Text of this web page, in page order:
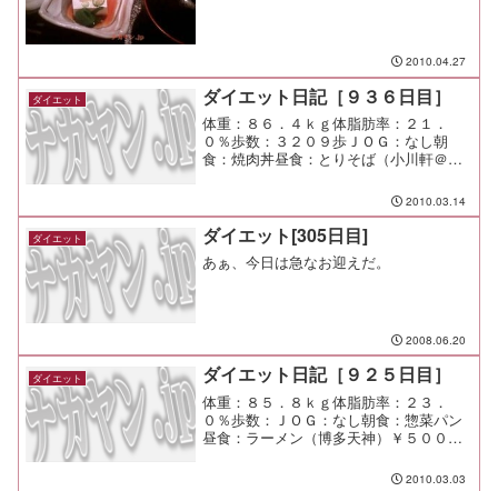
2010.04.27
ダイエット ダイエット日記［９３６日目］
体重：８６．４ｋｇ体脂肪率：２１．
０％歩数：３２０９歩ＪＯＧ：なし朝
食：焼肉丼昼食：とりそば（小川軒＠町
今日は天気も良くて気持ちの良い日だっ
たな。 下の子も自転車で１０キロのサ
イクリングを無事にこなした。...
2010.03.14
ダイエット ダイエット[305日目]
あぁ、今日は急なお迎えだ。
2008.06.20
ダイエット ダイエット日記［９２５日目］
体重：８５．８ｋｇ体脂肪率：２３．
０％歩数：ＪＯＧ：なし朝食：惣菜パン
昼食：ラーメン（博多天神）￥５００夕
ＧＰＳでも付いてるのかってくらい妙な
2010.03.03